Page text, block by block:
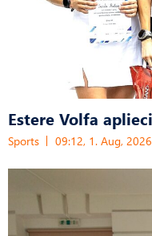
Estere Volfa
Sports 09:12, 1. Aug, 2026